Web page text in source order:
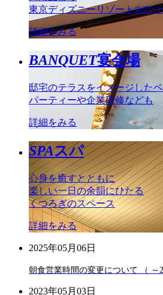
東京ディズニーリゾート®のパ
詳細をみる
BANQUET宴会場
邸宅のテラスをイメージした
パーティーや企業研修なども
詳細をみる
SPAスパ
心身を癒すとともに
楽しい一日の余韻にひたる
くつろぎのスペース
詳細をみる
2025年05月06日
朝食営業時間の変更について （ ～
2023年05月03日